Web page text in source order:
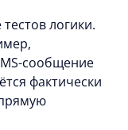
логики.
сообщение
фактически